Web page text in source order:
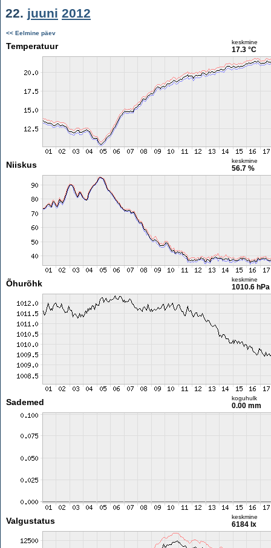
22. juuni 2012
<< Eelmine päev
Temperatuur keskmine
17.3 °C
Niiskus keskmine
56.7 %
Õhurõhk keskmine
1010.6 hPa
Sademed koguhulk
0.00 mm
Valgustatus keskmine
6184 lx